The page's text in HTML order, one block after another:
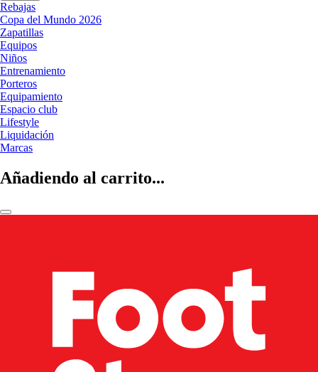
Rebajas
Copa del Mundo 2026
Zapatillas
Equipos
Niños
Entrenamiento
Porteros
Equipamiento
Espacio club
Lifestyle
Liquidación
Marcas
Añadiendo al carrito...